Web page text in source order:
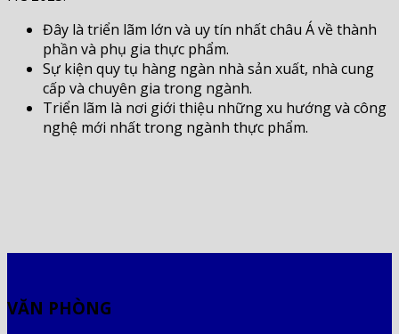
Đây là triển lãm lớn và uy tín nhất châu Á về thành
phần và phụ gia thực phẩm.
Sự kiện quy tụ hàng ngàn nhà sản xuất, nhà cung
cấp và chuyên gia trong ngành.
Triển lãm là nơi giới thiệu những xu hướng và công
nghệ mới nhất trong ngành thực phẩm.
VĂN PHÒNG